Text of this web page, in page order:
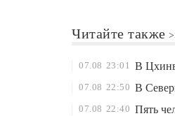
Читайте также
07.08 23:01 В
07.08 22:50 В
07.08 22:40 Пять